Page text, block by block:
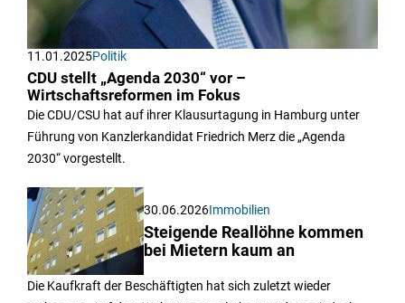
11.01.2025Politik
CDU stellt „Agenda 2030“ vor –
Wirtschaftsreformen im Fokus
Die CDU/CSU hat auf ihrer Klausurtagung in Hamburg unter
Führung von Kanzlerkandidat Friedrich Merz die „Agenda
2030“ vorgestellt.
30.06.2026Immobilien
Steigende Reallöhne kommen
bei Mietern kaum an
Die Kaufkraft der Beschäftigten hat sich zuletzt wieder